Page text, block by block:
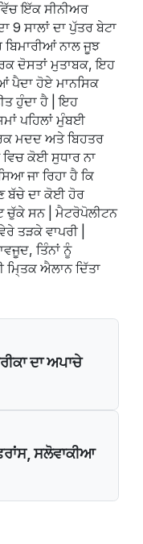
ਇੱਕ ਸੀਨੀਅਰ
9 ਸਾਲਾਂ ਦਾ ਪੁੱਤਰ ਬੇਟਾ
ਨਾਲ ਜੂਝ
ਦੋਸਤਾਂ ਮੁਤਾਬਕ, ਇਹ
ਪੈਦਾ ਹੋਏ ਮਾਨਸਿਕ
ਹੁੰਦਾ ਹੈ | ਇਹ
ਪਹਿਲਾਂ ਮੁੰਬਈ
ਮਦਦ ਅਤੇ ਬਿਹਤਰ
ਕੋਈ ਸੁਧਾਰ ਨਾ
ਜਾ ਰਿਹਾ ਹੈ ਕਿ
ਬੱਚੇ ਦਾ ਕੋਈ ਹੋਰ
ਚੁੱਕੇ ਸਨ | ਮੈਟਰੋਪੋਲੀਟਨ
ਤੜਕੇ ਵਾਪਰੀ |
ਤਿੰਨਾਂ ਨੂੰ
ਐਲਾਨ ਦਿੱਤਾ
ਦਾ ਅਪਾਚੇ
ਸਲੋਵਾਕੀਆ